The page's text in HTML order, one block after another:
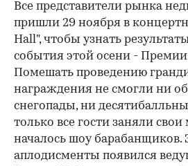
Все представители рынка
пришли 29 ноября в
Hall", чтобы узнать
события этой осени - Премии
Помешать проведению
награждения не смогли ни
снегопады, ни
только все гости заняли свои
началось шоу барабанщиков.
аплодисменты появился